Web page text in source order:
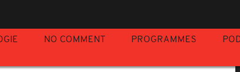
NO COMMENT PROGRAMMES